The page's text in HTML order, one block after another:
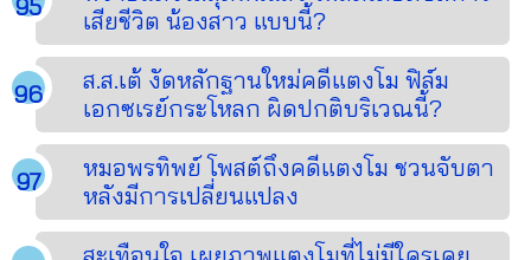
เสียชีวิต น้องสาว แบบนี้?
ส.ส.เต้ งัดหลักฐานใหม่คดีแตงโม ฟิล์ม
เอกซเรย์กระโหลก ผิดปกติบริเวณนี้?
หมอพรทิพย์ โพสต์ถึงคดีแตงโม ชวนจับตา
หลังมีการเปลี่ยนแปลง